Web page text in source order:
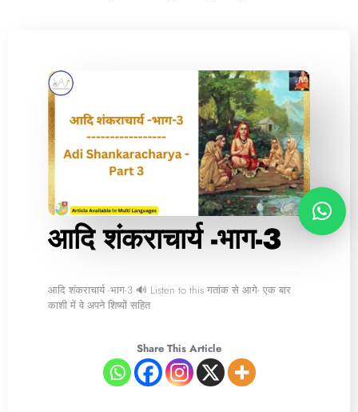
आदि शंकराचार्य -भाग-3
आदि शंकराचार्य -भाग-3 🔊 Listen to this गतांक से आगे- एक बार
काशी में वे अपने शिष्यों सहित
Share This Article